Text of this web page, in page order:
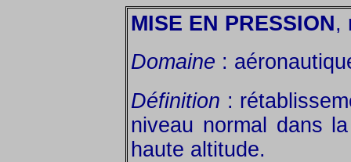
MISE EN PRESSION,
Domaine :
Définition :
niveau normal dans
haute altitude.